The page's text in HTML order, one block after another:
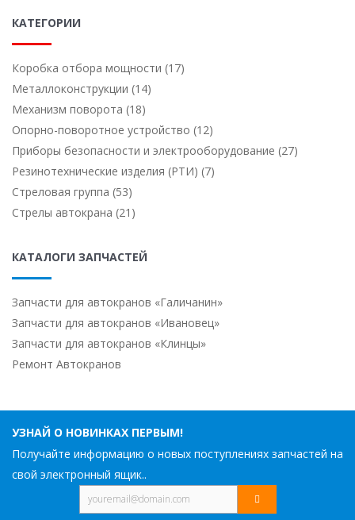
КАТЕГОРИИ
Коробка отбора мощности (17)
Металлоконструкции (14)
Механизм поворота (18)
Опорно-поворотное устройство (12)
Приборы безопасности и электрооборудование (27)
Резинотехнические изделия (РТИ) (7)
Стреловая группа (53)
Стрелы автокрана (21)
КАТАЛОГИ ЗАПЧАСТЕЙ
Запчасти для автокранов «Галичанин»
Запчасти для автокранов «Ивановец»
Запчасти для автокранов «Клинцы»
Ремонт Автокранов
УЗНАЙ О НОВИНКАХ ПЕРВЫМ!
Получайте информацию о новых поступлениях запчастей на
свой электронный ящик..